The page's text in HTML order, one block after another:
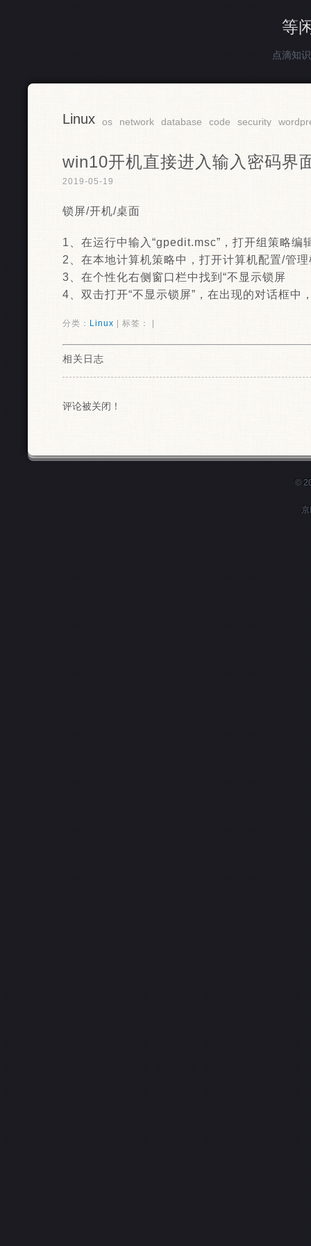
等
点滴知
Linux os network database code security
win10开机直接进入输入密码界
2019-05-19
锁屏/开机/桌面
1、在运行中输入“gpedit.msc”，打开组策略编
2、在本地计算机策略中，打开计算机配置/管
3、在个性化右侧窗口栏中找到“不显示锁屏
4、双击打开“不显示锁屏”，在出现的对话框中
分类： Linux | 标签： |
相关日志
评论被关闭！
©